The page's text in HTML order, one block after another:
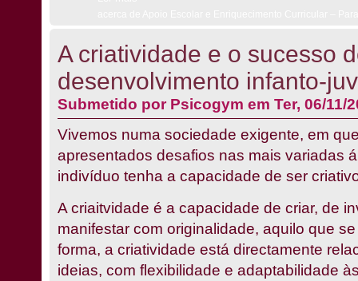
A criatividade e o sucesso
desenvolvimento infanto-
Submetido por Psicogym em Ter, 06/11/
Vivemos numa sociedade exigente, em
apresentados desafios nas mais variadas
indivíduo tenha a capacidade de ser
A criaitvidade é a capacidade de criar, de
manifestar com originalidade, aquilo que
forma, a criatividade está directamente
ideias, com flexibilidade e adaptabilidade